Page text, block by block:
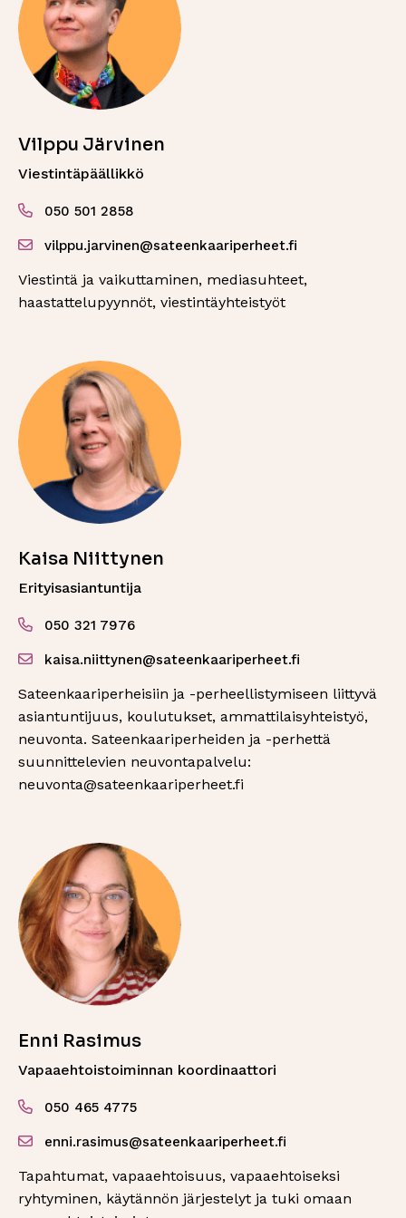
Vilppu Järvinen
Viestintäpäällikkö
050 501 2858
vilppu.jarvinen@sateenkaariperheet.fi
Viestintä ja vaikuttaminen, mediasuhteet,
haastattelupyynnöt, viestintäyhteistyöt
Kaisa Niittynen
Erityisasiantuntija
050 321 7976
kaisa.niittynen@sateenkaariperheet.fi
Sateenkaariperheisiin ja -perheellistymiseen liittyvä
asiantuntijuus, koulutukset, ammattilaisyhteistyö,
neuvonta. Sateenkaariperheiden ja -perhettä
suunnittelevien neuvontapalvelu:
neuvonta@sateenkaariperheet.fi
Enni Rasimus
Vapaaehtoistoiminnan koordinaattori
050 465 4775
enni.rasimus@sateenkaariperheet.fi
Tapahtumat, vapaaehtoisuus, vapaaehtoiseksi
ryhtyminen, käytännön järjestelyt ja tuki omaan